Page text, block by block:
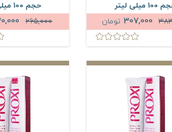
میلی لیتر
تومان
حجم 100 میلی لیتر
265,000